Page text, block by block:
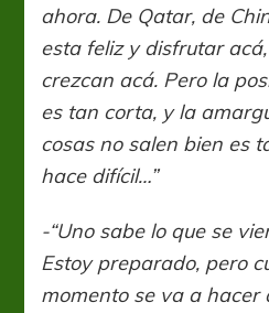
ahora. De Qatar, de
esta feliz y disfrutar
crezcan acá. Pero la
es tan corta, y la
cosas no salen bien es
hace difícil…”
-“Uno sabe lo que se
Estoy preparado, pero
momento se va a hacer